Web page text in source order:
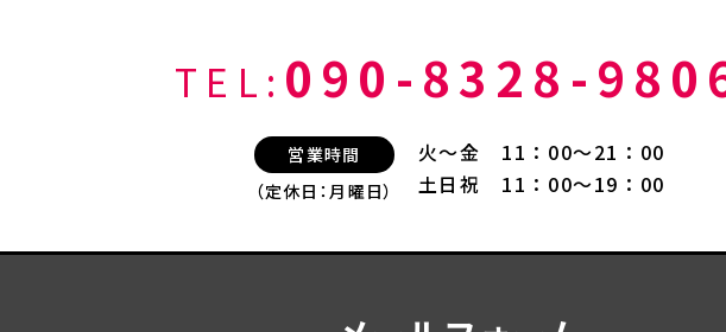
TEL: 090-8328-
営業時間
（定休日：月曜日）
火～金 11：00～21：00
土日祝 11：00～19：00